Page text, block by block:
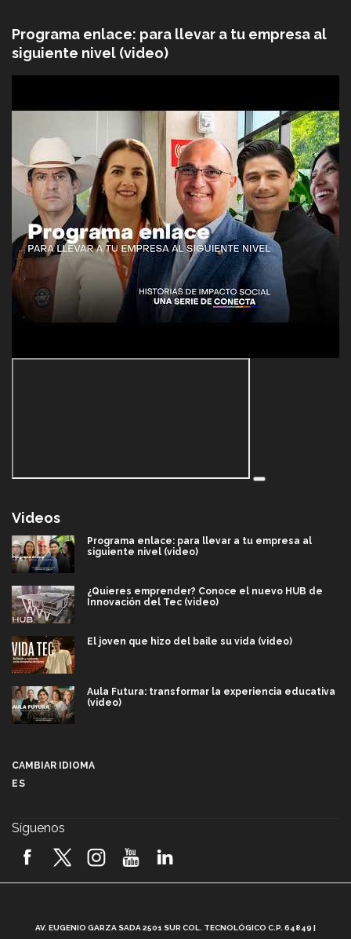
Programa enlace: para llevar a tu empresa al
siguiente nivel (video)
Videos
Programa enlace: para llevar a tu empresa al
siguiente nivel (video)
¿Quieres emprender? Conoce el nuevo HUB de
Innovación del Tec (video)
El joven que hizo del baile su vida (video)
Aula Futura: transformar la experiencia educativa
(video)
2026! (video)
CAMBIAR IDIOMA
ES
Síguenos
AV. EUGENIO GARZA SADA 2501 SUR COL. TECNOLÓGICO C.P. 64849 |